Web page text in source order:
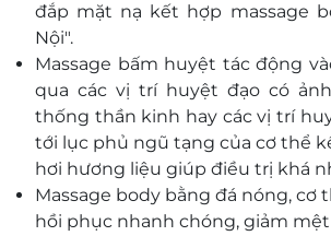
đắp mặt nạ kết hợp massage
Nội".
Massage bấm huyệt tác động
qua các vị trí huyệt đạo có
thống thần kinh hay các vị trí
tới lục phủ ngũ tạng của cơ thể
hơi hương liệu giúp điều trị khá
Massage body bằng đá nóng, cơ
hồi phục nhanh chóng, giảm